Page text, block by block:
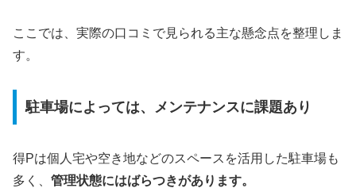
ここでは、実際の口コミで見られる主な懸念点を整理しま
す。
駐車場によっては、メンテナンスに課題あり
得Pは個人宅や空き地などのスペースを活用した駐車場も
多く、 管理状態にはばらつきがあります。